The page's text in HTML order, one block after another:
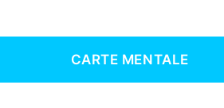
CARTE MENTALE